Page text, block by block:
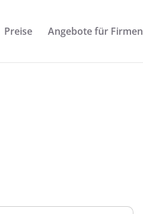
Preise Angebote für Firmen